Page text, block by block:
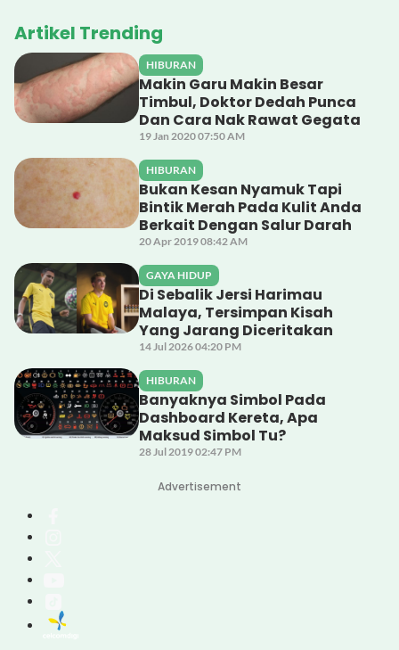
Artikel Trending
HIBURAN
Makin Garu Makin Besar
Timbul, Doktor Dedah Punca
Dan Cara Nak Rawat Gegata
19 Jan 2020 07:50 AM
HIBURAN
Bukan Kesan Nyamuk Tapi
Bintik Merah Pada Kulit Anda
Berkait Dengan Salur Darah
20 Apr 2019 08:42 AM
GAYA HIDUP
Di Sebalik Jersi Harimau
Malaya, Tersimpan Kisah
Yang Jarang Diceritakan
14 Jul 2026 04:20 PM
HIBURAN
Banyaknya Simbol Pada
Dashboard Kereta, Apa
Maksud Simbol Tu?
28 Jul 2019 02:47 PM
Advertisement